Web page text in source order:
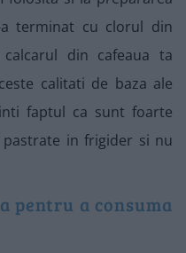
terminat cu clorul din
din cafeaua ta
calitati de baza ale
faptul ca sunt foarte
in frigider si nu
pentru a consuma